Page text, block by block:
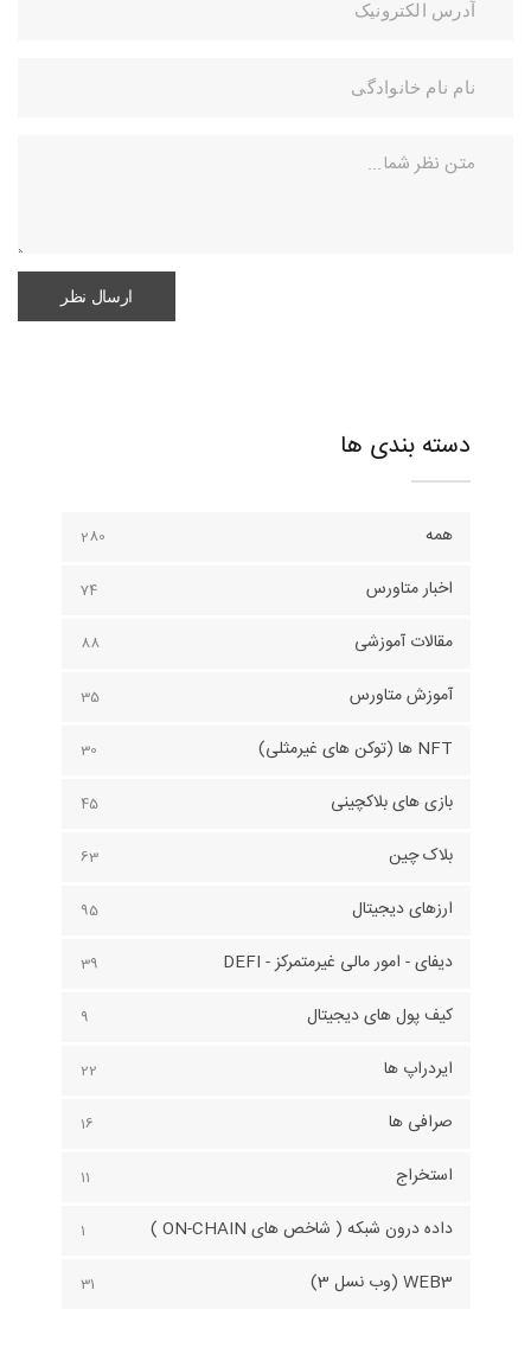
دسته بندی ها
همه 280
اخبار متاورس 74
مقالات آموزشی 88
آموزش متاورس 35
NFT ها (توکن های غیرمثلی) 30
بازی های بلاکچینی 45
بلاک چین 63
ارزهای دیجیتال 95
دیفای - امور مالی غیرمتمرکز - DEFI 39
کیف پول های دیجیتال 9
ایردراپ ها 22
صرافی ها 16
استخراج 11
داده درون شبکه ( شاخص های ON-CHAIN ) 1
WEB3 (وب نسل 3) 31